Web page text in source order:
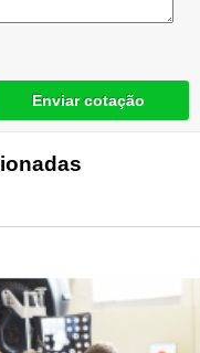
Enviar cotação